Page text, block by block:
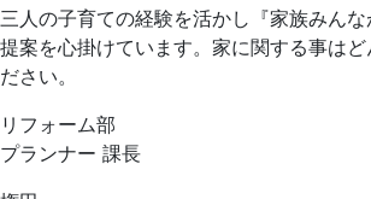
三人の子育ての経験を活かし『家族みん
提案を心掛けています。家に関する事はど
ださい。
リフォーム部
プランナー 課長